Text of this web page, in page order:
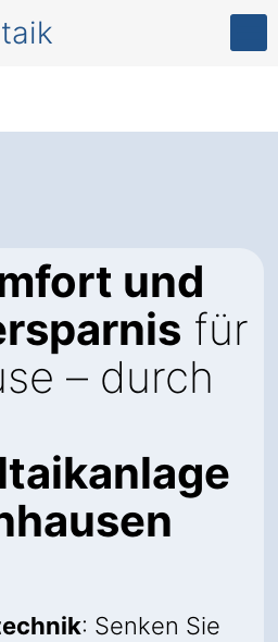
und
für
– durch
: Senken Sie